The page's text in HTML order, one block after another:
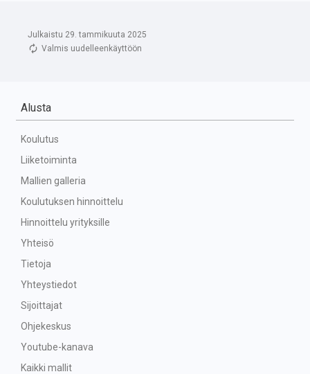
Julkaistu 29. tammikuuta 2025
Valmis uudelleenkäyttöön
Alusta
Koulutus
Liiketoiminta
Mallien galleria
Koulutuksen hinnoittelu
Hinnoittelu yrityksille
Yhteisö
Tietoja
Yhteystiedot
Sijoittajat
Ohjekeskus
Youtube-kanava
Kaikki mallit